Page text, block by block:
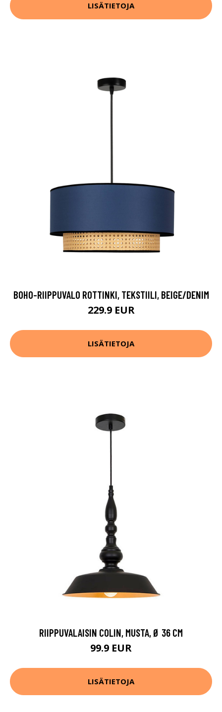
LISÄTIETOJA
BOHO-RIIPPUVALO ROTTINKI, TEKSTIILI, BEIGE/DENIM
229.9 EUR
LISÄTIETOJA
RIIPPUVALAISIN COLIN, MUSTA, Ø 36 CM
99.9 EUR
LISÄTIETOJA